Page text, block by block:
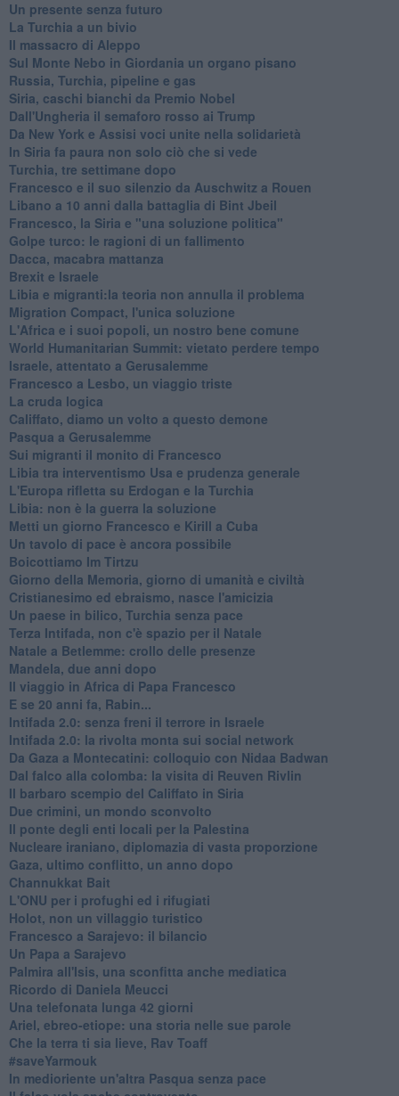
Un presente senza futuro
La Turchia a un bivio
Il massacro di Aleppo
Sul Monte Nebo in Giordania un organo pisano
Russia, Turchia, pipeline e gas
Siria, caschi bianchi da Premio Nobel
Dall'Ungheria il semaforo rosso ai Trump
Da New York e Assisi voci unite nella solidarietà
In Siria fa paura non solo ciò che si vede
Turchia, tre settimane dopo
Francesco e il suo silenzio da Auschwitz a Rouen
Libano a 10 anni dalla battaglia di Bint Jbeil
Francesco, la Siria e "una soluzione politica"
Golpe turco: le ragioni di un fallimento
Dacca, macabra mattanza
Brexit e Israele
Libia e migranti:la teoria non annulla il problema
Migration Compact, l'unica soluzione
L'Africa e i suoi popoli, un nostro bene comune
World Humanitarian Summit: vietato perdere tempo
Israele, attentato a Gerusalemme
Francesco a Lesbo, un viaggio triste
La cruda logica
Califfato, diamo un volto a questo demone
Pasqua a Gerusalemme
Sui migranti il monito di Francesco
Libia tra interventismo Usa e prudenza generale
L'Europa rifletta su Erdogan e la Turchia
Libia: non è la guerra la soluzione
Metti un giorno Francesco e Kirill a Cuba
Un tavolo di pace è ancora possibile
Boicottiamo Im Tirtzu
Giorno della Memoria, giorno di umanità e civiltà
Cristianesimo ed ebraismo, nasce l'amicizia
Un paese in bilico, Turchia senza pace
Terza Intifada, non c'è spazio per il Natale
Natale a Betlemme: crollo delle presenze
Mandela, due anni dopo
Il viaggio in Africa di Papa Francesco
E se 20 anni fa, Rabin...
Intifada 2.0: senza freni il terrore in Israele
Intifada 2.0: la rivolta monta sui social network
Da Gaza a Montecatini: colloquio con Nidaa Badwan
Dal falco alla colomba: la visita di Reuven Rivlin
Il barbaro scempio del Califfato in Siria
Due crimini, un mondo sconvolto
Il ponte degli enti locali per la Palestina
Nucleare iraniano, diplomazia di vasta proporzione
Gaza, ultimo conflitto, un anno dopo
Channukkat Bait
L'ONU per i profughi ed i rifugiati
Holot, non un villaggio turistico
Francesco a Sarajevo: il bilancio
Un Papa a Sarajevo
Palmira all'Isis, una sconfitta anche mediatica
Ricordo di Daniela Meucci
​Una telefonata lunga 42 giorni
​Ariel, ebreo-etiope: una storia nelle sue parole
Che la terra ti sia lieve, Rav Toaff
​#saveYarmouk
​In medioriente un'altra Pasqua senza pace